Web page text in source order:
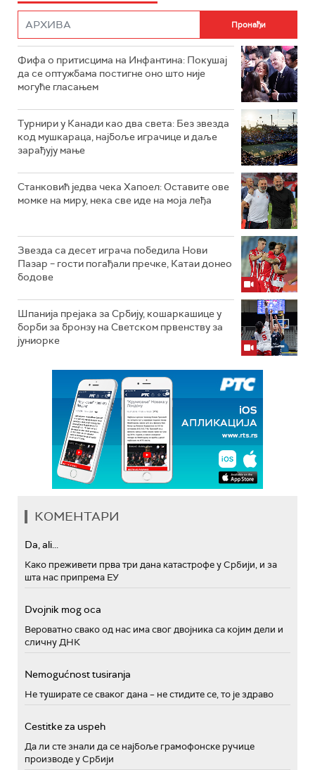
Фифа о притисцима на Инфантина: Покушај
да се оптужбама постигне оно што није
могуће гласањем
Турнири у Канади као два света: Без звезда
код мушкараца, најбоље играчице и даље
зарађују мање
Станковић једва чека Хапоел: Оставите ове
момке на миру, нека све иде на моја леђа
Звезда са десет играча победила Нови
Пазар – гости погађали пречке, Катаи донео
бодове
Шпанија прејакa за Србију, кошаркашице у
борби за бронзу на Светском првенству за
јуниорке
КОМЕНТАРИ
Da, ali...
Како преживети прва три дана катастрофе у Србији, и за
шта нас припрема ЕУ
Dvojnik mog oca
Вероватно свако од нас има свог двојника са којим дели и
сличну ДНК
Nemogućnost tusiranja
Не туширате се сваког дана – не стидите се, то је здраво
Cestitke za uspeh
Да ли сте знали да се најбоље грамофонске ручице
производе у Србији